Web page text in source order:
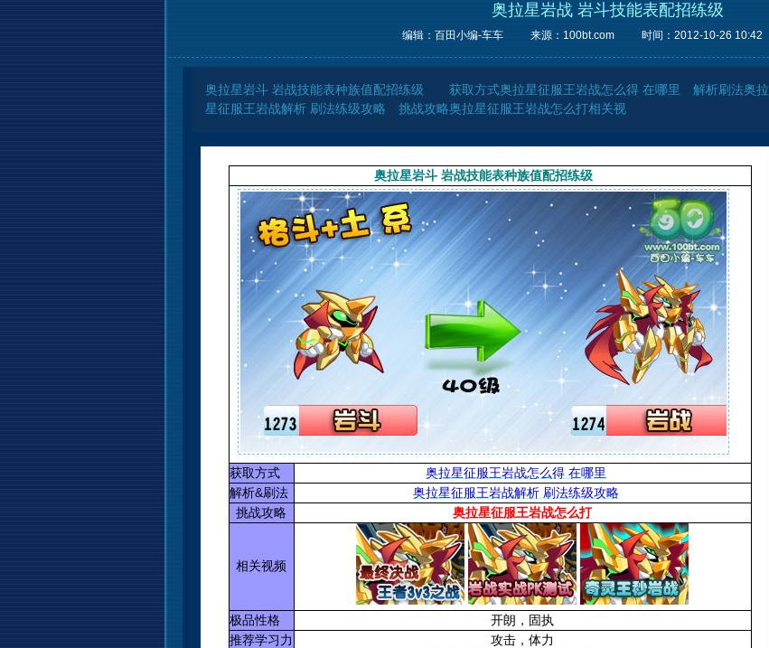
奥拉星岩战 岩斗技能表配招练级
编辑：百田小编-车车 来源： 100bt.com 时间：2012-10-26 10:42
奥拉星岩斗 岩战技能表种族值配招练级 获取方式奥拉星征服王岩战怎么得 在哪里 解析刷法奥拉
星征服王岩战解析 刷法练级攻略 挑战攻略奥拉星征服王岩战怎么打相关视
奥拉星岩斗 岩战技能表种族值配招练级
获取方式
奥拉星征服王岩战怎么得 在哪里
解析&刷法
奥拉星征服王岩战解析 刷法练级攻略
挑战攻略
奥拉星征服王岩战怎么打
相关视频
极品性格
开朗，固执
推荐学习力
攻击，体力